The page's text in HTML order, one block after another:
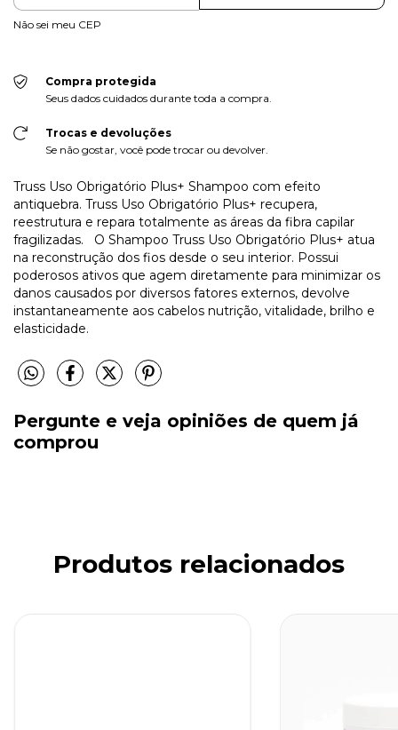
Não sei meu CEP
Compra protegida
Seus dados cuidados durante toda a compra.
Trocas e devoluções
Se não gostar, você pode trocar ou devolver.
Truss Uso Obrigatório Plus+ Shampoo com efeito
antiquebra. Truss Uso Obrigatório Plus+ recupera,
reestrutura e repara totalmente as áreas da fibra capilar
fragilizadas. O Shampoo Truss Uso Obrigatório Plus+ atua
na reconstrução dos fios desde o seu interior. Possui
poderosos ativos que agem diretamente para minimizar os
danos causados por diversos fatores externos, devolve
instantaneamente aos cabelos nutrição, vitalidade, brilho e
elasticidade.
Pergunte e veja opiniões de quem já
comprou
Produtos relacionados